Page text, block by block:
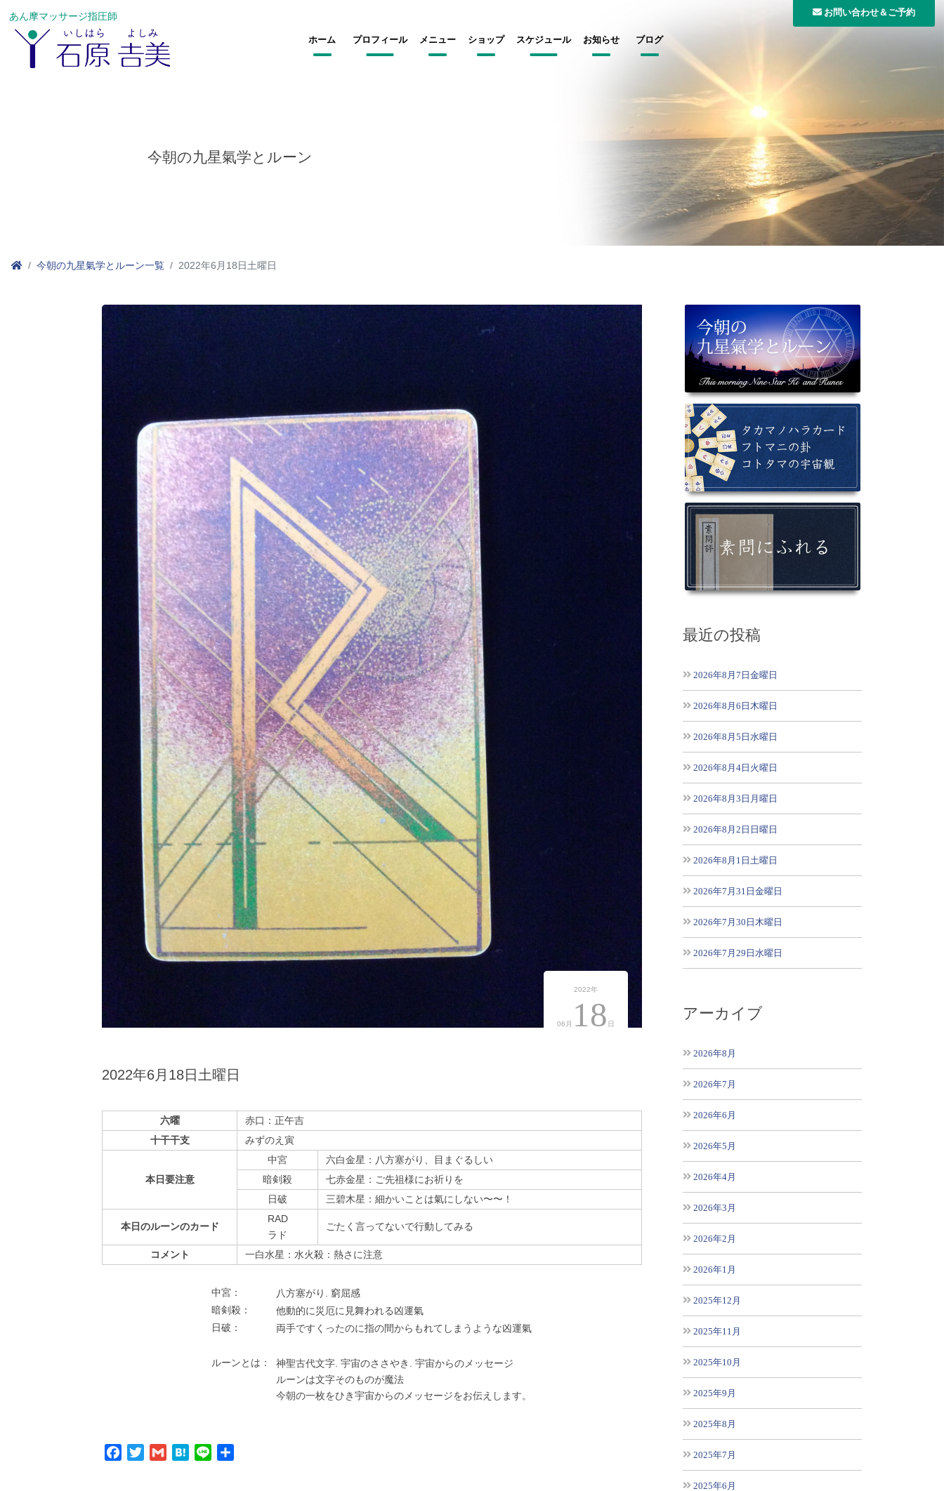
あん摩マッサージ指圧師 お問い合わせ＆ご予約
ホーム プロフィール メニュー ショップ スケジュール お知らせ ブログ
今朝の九星氣学とルーン
今朝の九星氣学とルーン一覧 2022年6月18日土曜日
2022年
06月 18 日
2022年6月18日土曜日
六曜
赤口：正午吉
十干干支
みずのえ寅
本日要注意
中宮
六白金星：八方塞がり、目まぐるしい
暗剣殺
七赤金星：ご先祖様にお祈りを
⽇破
三碧木星：細かいことは氣にしない〜〜！
本日のルーンのカード
RAD
ラド
ごたく言ってないで行動してみる
コメント 一白水星：水火殺：熱さに注意
中宮：
⼋⽅塞がり. 窮屈感
暗剣殺：
他動的に災厄に⾒舞われる凶運氣
⽇破：
両⼿ですくったのに指の間からもれてしまうような凶運氣
ルーンとは：
神聖古代⽂字. 宇宙のささやき. 宇宙からのメッセージ
ルーンは⽂字そのものが魔法
今朝の⼀枚をひき宇宙からのメッセージをお伝えします。
Facebook
TwitterGmail Hatena
Line
最近の投稿
2026年8月7日金曜日
2026年8月6日木曜日
2026年8月5日水曜日
2026年8月4日火曜日
2026年8月3日月曜日
2026年8月2日日曜日
2026年8月1日土曜日
2026年7月31日金曜日
2026年7月30日木曜日
2026年7月29日水曜日
アーカイブ
2026年8月
2026年7月
2026年6月
2026年5月
2026年4月
2026年3月
2026年2月
2026年1月
2025年12月
2025年11月
2025年10月
2025年9月
2025年8月
2025年7月
2025年6月